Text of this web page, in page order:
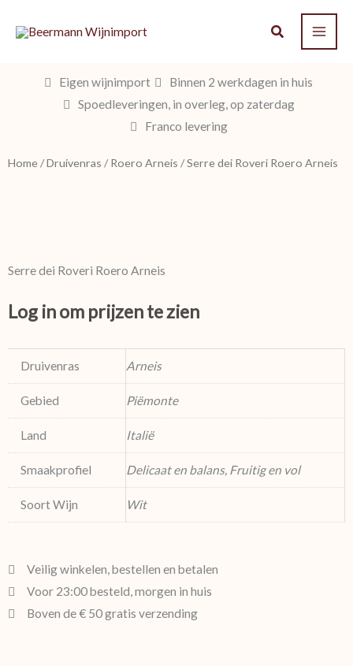
naar
Eigen wijnimport
Binnen 2 werkdagen in huis
Spoedleveringen, in overleg, op zaterdag
Franco levering
Home/Druivenras /Roero Arneis / Serre dei Roveri Roero Arneis
Serre dei Roveri Roero Arneis
Log in om prijzen te zien
Druivenras Arneis
Gebied Piëmonte
Land Italië
Smaakprofiel Delicaat en balans, Fruitig en vol
Soort Wijn Wit
Veilig winkelen, bestellen en betalen
Voor 23:00 besteld, morgen in huis
Boven de € 50 gratis verzending